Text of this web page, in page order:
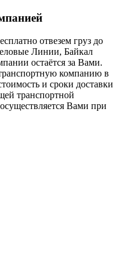
отвезем груз до
Линии, Байкал
остаётся за Вами.
компанию в
и сроки доставки
транспортной
Вами при